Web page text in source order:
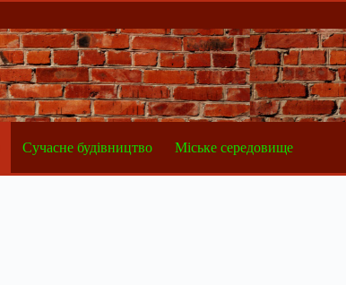
Сучасне будівництво Міське середовище